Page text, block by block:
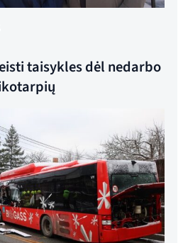
18 savaičių karantino laiku.
Linda Jæger, federacijos
Rameen Sheikh-Saastad.
Jakobsen
taisykles dėl nedarbo